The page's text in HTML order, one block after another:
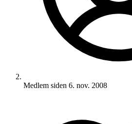
Medlem siden 6. nov. 2008